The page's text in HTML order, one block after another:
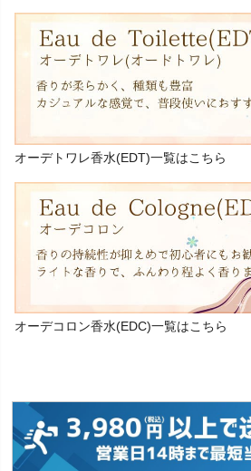
オーデトワレ香水(EDT)一覧はこちら
オーデコロン香水(EDC)一覧はこちら